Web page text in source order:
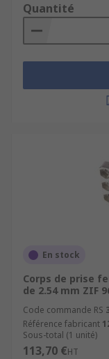
Quantité
En stock
Corps de prise
de 2.54 mm ZIF
Code commande RS
Référence fabricant
Sous-total (1 unité)
113,70 €HT